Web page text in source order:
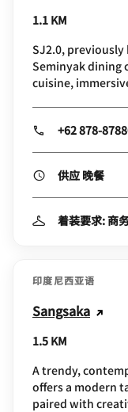
1.1 KM
SJ2.0,
Seminyak dining
cuisine,
+62 878-
供应 晚餐
着装要求: 商
印度尼西亚语
Sangsaka
1.5 KM
A trendy,
offers a modern
paired with